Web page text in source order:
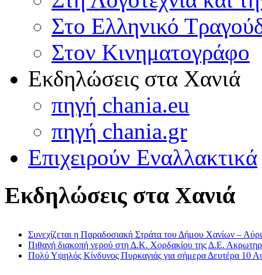
Στο Ελληνικό
Στον Κινηματογράφο
Εκδηλώσεις στα Χανιά
πηγή chania.eu
πηγή chania.gr
Επιχειρούν Εναλλακτικά
Εκδηλώσεις στα Χανιά
Συνεχίζεται η Παραδοσιακή Στράτα του Δήμου Χανίων –
Πιθανή διακοπή νερού στη Δ.Κ. Χορδακίου της Δ.Ε.
Πολύ Υψηλός Κίνδυνος Πυρκαγιάς για σήμερα Δευτέρα 10